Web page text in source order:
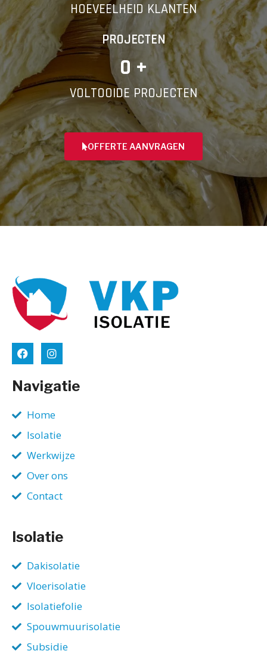
HOEVEELHEID KLANTEN
PROJECTEN
0 +
VOLTOOIDE PROJECTEN
OFFERTE AANVRAGEN
Navigatie
Home
Isolatie
Werkwijze
Over ons
Contact
Isolatie
Dakisolatie
Vloerisolatie
Isolatiefolie
Spouwmuurisolatie
Subsidie